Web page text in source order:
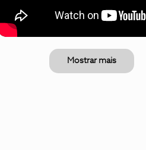
Mostrar mais